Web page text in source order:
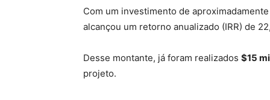
Com um investimento de
alcançou um retorno anualizado (IRR) de
Desse montante, já foram realizados $15
projeto.